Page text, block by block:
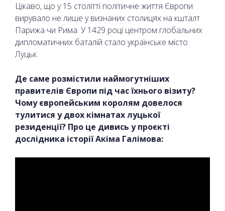
Цікаво, що у 15 столітті політичне життя Європи
вирувало не лише у визнаних столицях на кшталт
Парижа чи Рима. У 1429 році центром глобальних
дипломатичних баталій стало українське місто
Луцьк.
Де саме розмістили наймогутніших
правителів Європи під час їхнього візиту?
Чому європейським королям довелося
тулитися у двох кімнатах луцької
резиденції? Про це дивись у проєкті
дослідника історії Акіма Галімова: